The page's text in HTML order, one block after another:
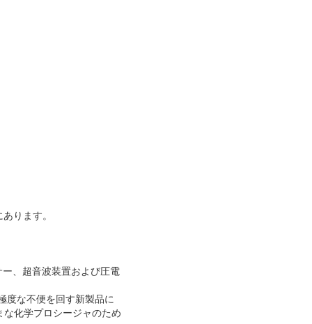
ります。
、超音波装置および圧電
度な不便を回す新製品に
化学プロシージャのため